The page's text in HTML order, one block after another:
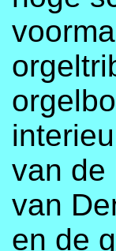
van de
van
en de